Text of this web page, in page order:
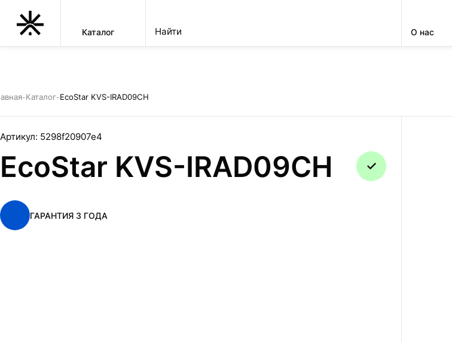
Каталог О нас
УСТАНОВКА
-Каталог-EcoStar KVS-IRAD09CH
Артикул: 5298f20907e4
EcoStar KVS-IRAD09CH
ГАРАНТИЯ 3 ГОДА